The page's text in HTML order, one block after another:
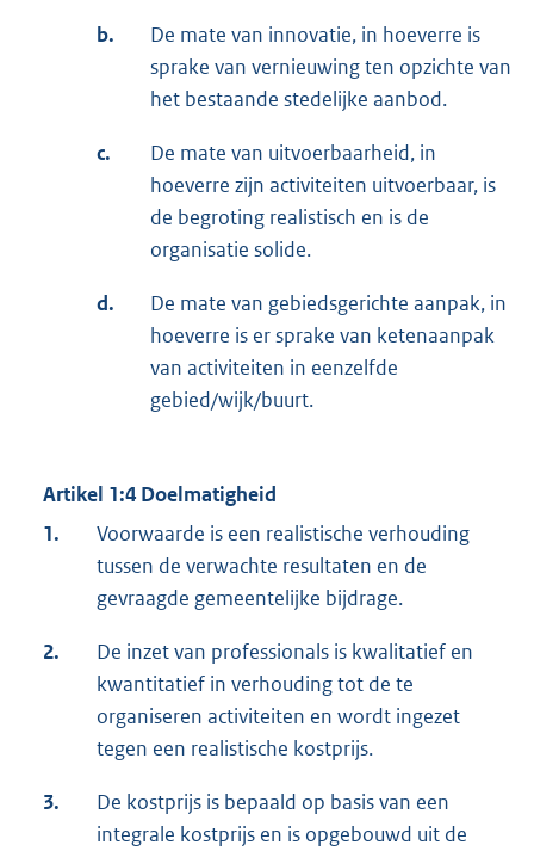
b.
De mate van innovatie, in hoeverre is
sprake van vernieuwing ten opzichte van
het bestaande stedelijke aanbod.
c.
De mate van uitvoerbaarheid, in
hoeverre zijn activiteiten uitvoerbaar, is
de begroting realistisch en is de
organisatie solide.
d.
De mate van gebiedsgerichte aanpak, in
hoeverre is er sprake van ketenaanpak
van activiteiten in eenzelfde
gebied/wijk/buurt.
Artikel 1:4 Doelmatigheid
1.
Voorwaarde is een realistische verhouding
tussen de verwachte resultaten en de
gevraagde gemeentelijke bijdrage.
2.
De inzet van professionals is kwalitatief en
kwantitatief in verhouding tot de te
organiseren activiteiten en wordt ingezet
tegen een realistische kostprijs.
3.
De kostprijs is bepaald op basis van een
integrale kostprijs en is opgebouwd uit de